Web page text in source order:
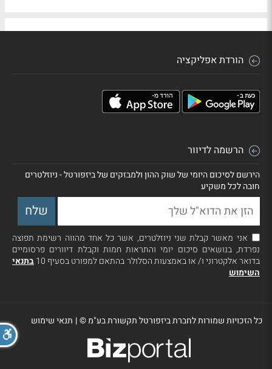
הורדת אפליקציה
הרשמה לדיוור
הירשם לסיכום היומי של שוק ההון ולמבזקים של ביזפורטל - ניוזלטרים
חובה לכל משקיע
אני מאשר קבלת שני ניוזלטרים, אשר כל אחד מהווה רשימת תפוצה
נפרדת, בנושאים סיכום יומי והתראות חמות וקבלת דיוורים פרסומיים
בדואר אלקטרוני ו/ או באמצעות הסלולר בהתאם למפורט בסעיף 10
בתנאי
השימוש
כל הזכויות שמורות לחברת ביזפורטל תקשורת בע"מ ©| תנאי שימוש